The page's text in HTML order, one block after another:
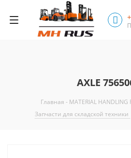
AXLE
Главная - MATERIAL HANDLING
Запчасти для складской техники